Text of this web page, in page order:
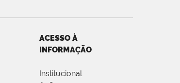
ACESSO À
INFORMAÇÃO
Institucional